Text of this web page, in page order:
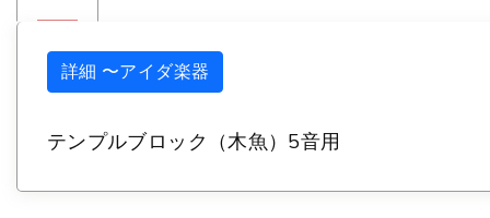
詳細 〜アイダ楽器
テンプルブロック（木魚）5音用